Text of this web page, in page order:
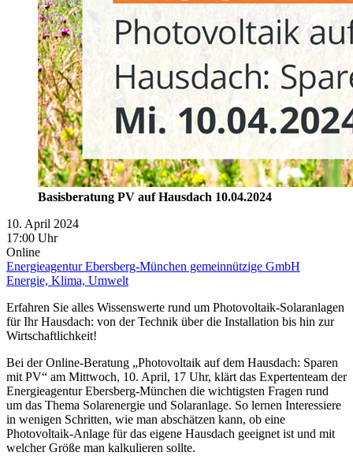
Basisberatung PV auf Hausdach 10.04.2024
10. April 2024
17:00 Uhr
Online
Energieagentur Ebersberg-München gemeinnützige GmbH
Energie, Klima, Umwelt
Erfahren Sie alles Wissenswerte rund um Photovoltaik-Solaranlagen
für Ihr Hausdach: von der Technik über die Installation bis hin zur
Wirtschaftlichkeit!
Bei der Online-Beratung „Photovoltaik auf dem Hausdach: Sparen
mit PV“ am Mittwoch, 10. April, 17 Uhr, klärt das Expertenteam der
Energieagentur Ebersberg-München die wichtigsten Fragen rund
um das Thema Solarenergie und Solaranlage. So lernen Interessiere
in wenigen Schritten, wie man abschätzen kann, ob eine
Photovoltaik-Anlage für das eigene Hausdach geeignet ist und mit
welcher Größe man kalkulieren sollte.